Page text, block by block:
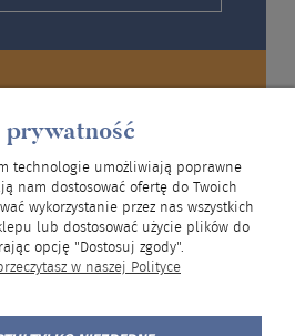
299 zł, a przesyłkę
za darmo
prywatność
technologie umożliwiają poprawne
nam dostosować ofertę do Twoich
wykorzystanie przez nas wszystkich
lub dostosować użycie plików do
opcję "Dostosuj zgody".
w naszej Polityce